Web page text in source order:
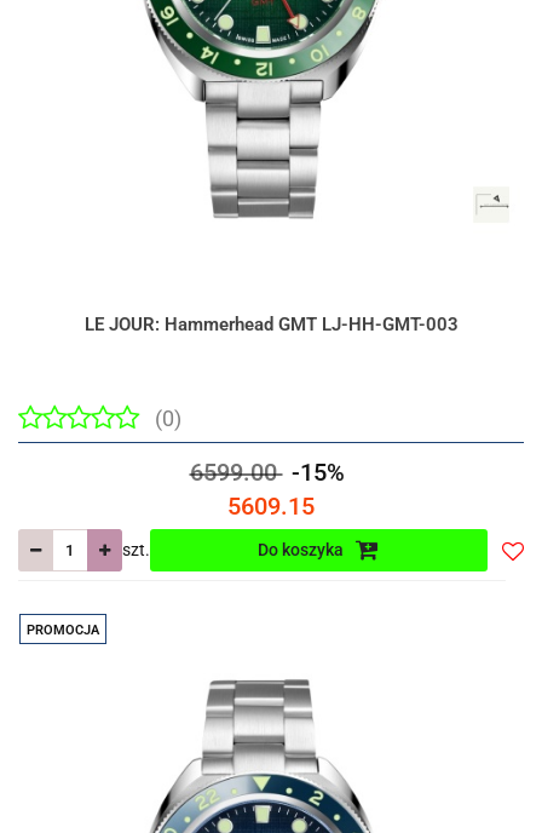
LE JOUR: Hammerhead GMT LJ-HH-GMT-003
(0)
6599.00 -15%
5609.15
szt. Do koszyka
PROMOCJA